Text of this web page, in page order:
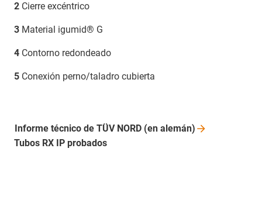
2 Cierre excéntrico
3 Material igumid® G
4 Contorno redondeado
5 Conexión perno/taladro cubierta
Tubos RX IP probados
Informe técnico de TÜV NORD (en alemán)